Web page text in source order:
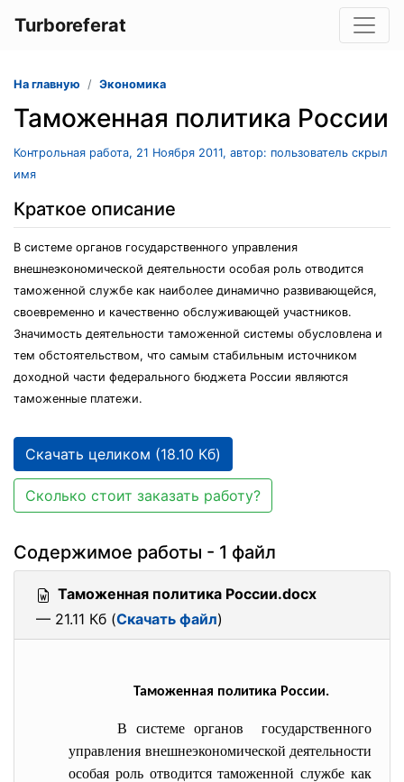
Turboreferat
На главную Экономика
Таможенная политика России
Контрольная работа, 21 Ноября 2011, автор: пользователь скрыл
имя
Краткое описание
В системе органов государственного управления
внешнеэкономической деятельности особая роль отводится
таможенной службе как наиболее динамично развивающейся,
своевременно и качественно обслуживающей участников.
Значимость деятельности таможенной системы обусловлена и
тем обстоятельством, что самым стабильным источником
доходной части федерального бюджета России являются
таможенные платежи.
Скачать целиком (18.10 Кб)
Сколько стоит заказать работу?
Содержимое работы - 1 файл
Таможенная политика России.docx
— 21.11 Кб (Скачать файл)
Таможенная политика России.
В системе органов государственного
управления внешнеэкономической деятельности
особая роль отводится таможенной службе как